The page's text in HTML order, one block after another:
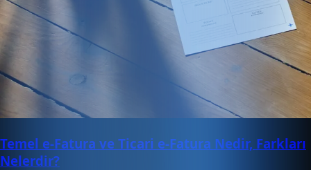
Temel e-Fatura ve Ticari e-Fatura Nedir, Farkları
Nelerdir?